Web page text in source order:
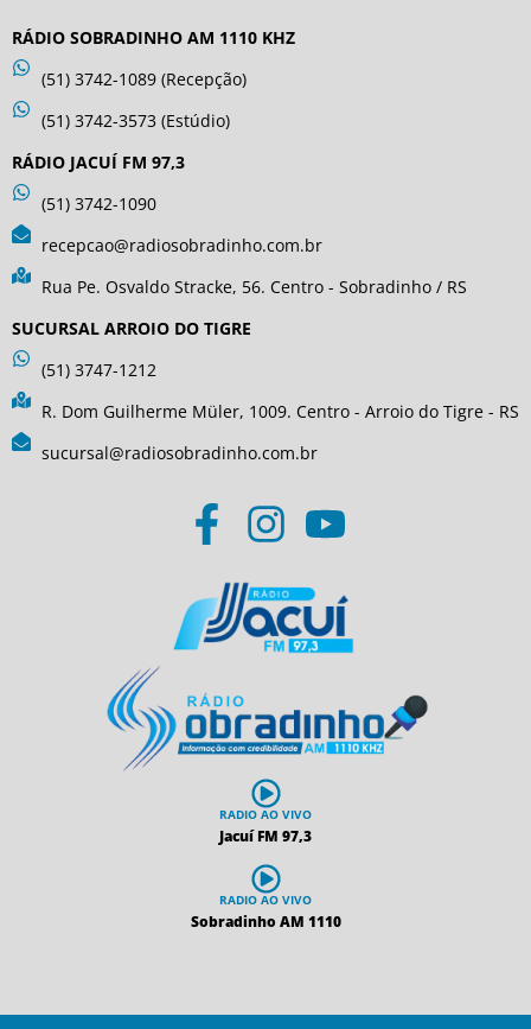
RÁDIO SOBRADINHO AM 1110 KHZ
(51) 3742-1089 (Recepção)
(51) 3742-3573 (Estúdio)
RÁDIO JACUÍ FM 97,3
(51) 3742-1090
recepcao@radiosobradinho.com.br
Rua Pe. Osvaldo Stracke, 56. Centro - Sobradinho / RS
SUCURSAL ARROIO DO TIGRE
(51) 3747-1212
R. Dom Guilherme Müler, 1009. Centro - Arroio do Tigre - RS
sucursal@radiosobradinho.com.br
RADIO AO VIVO
Jacuí FM 97,3
RADIO AO VIVO
Sobradinho AM 1110